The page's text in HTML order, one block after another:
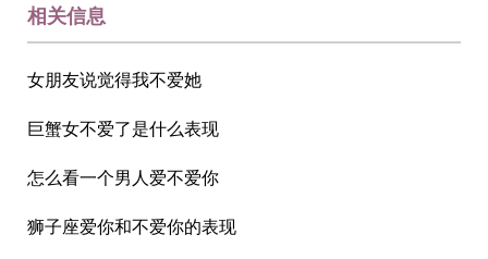
相关信息
女朋友说觉得我不爱她
巨蟹女不爱了是什么表现
怎么看一个男人爱不爱你
狮子座爱你和不爱你的表现